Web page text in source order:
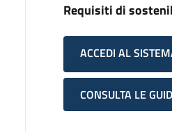
Requisiti di
ACCEDI AL
CONSULTA LE